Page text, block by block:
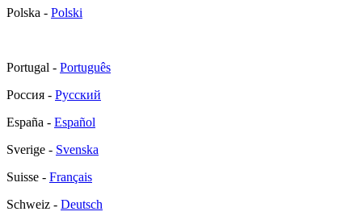
Polska - Polski
Portugal - Português
Россия - Русский
España - Español
Sverige - Svenska
Suisse - Français
Schweiz - Deutsch